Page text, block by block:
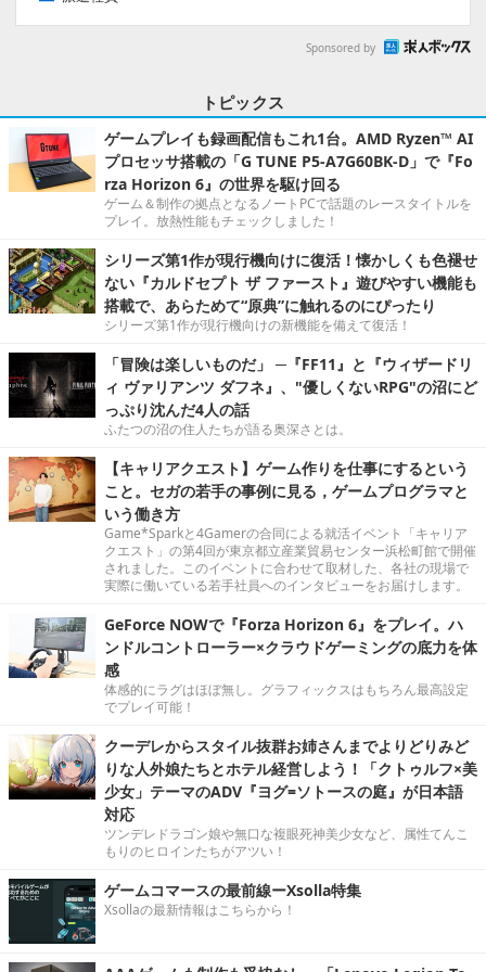
Sponsored by
トピックス
ゲームプレイも録画配信もこれ1台。AMD Ryzen™ AI
プロセッサ搭載の「G TUNE P5-A7G60BK-D」で『Fo
rza Horizon 6』の世界を駆け回る
ゲーム＆制作の拠点となるノートPCで話題のレースタイトルを
プレイ。放熱性能もチェックしました！
シリーズ第1作が現行機向けに復活！懐かしくも色褪せ
ない『カルドセプト ザ ファースト』遊びやすい機能も
搭載で、あらためて“原典”に触れるのにぴったり
シリーズ第1作が現行機向けの新機能を備えて復活！
「冒険は楽しいものだ」 ─『FF11』と『ウィザードリ
ィ ヴァリアンツ ダフネ』、"優しくないRPG"の沼にど
っぷり沈んだ4人の話
ふたつの沼の住人たちが語る奥深さとは。
【キャリアクエスト】ゲーム作りを仕事にするという
こと。セガの若手の事例に見る，ゲームプログラマと
いう働き方
Game*Sparkと4Gamerの合同による就活イベント「キャリア
クエスト」の第4回が東京都立産業貿易センター浜松町館で開催
されました。このイベントに合わせて取材した、各社の現場で
実際に働いている若手社員へのインタビューをお届けします。
GeForce NOWで『Forza Horizon 6』をプレイ。ハ
ンドルコントローラー×クラウドゲーミングの底力を体
感
体感的にラグはほぼ無し。グラフィックスはもちろん最高設定
でプレイ可能！
クーデレからスタイル抜群お姉さんまでよりどりみど
りな人外娘たちとホテル経営しよう！「クトゥルフ×美
少女」テーマのADV『ヨグ=ソトースの庭』が日本語
対応
ツンデレドラゴン娘や無口な複眼死神美少女など、属性てんこ
もりのヒロインたちがアツい！
ゲームコマースの最前線ーXsolla特集
Xsollaの最新情報はこちらから！